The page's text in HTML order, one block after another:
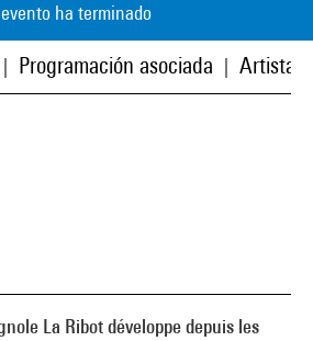
ha terminado
Programación asociada
La Ribot développe depuis les